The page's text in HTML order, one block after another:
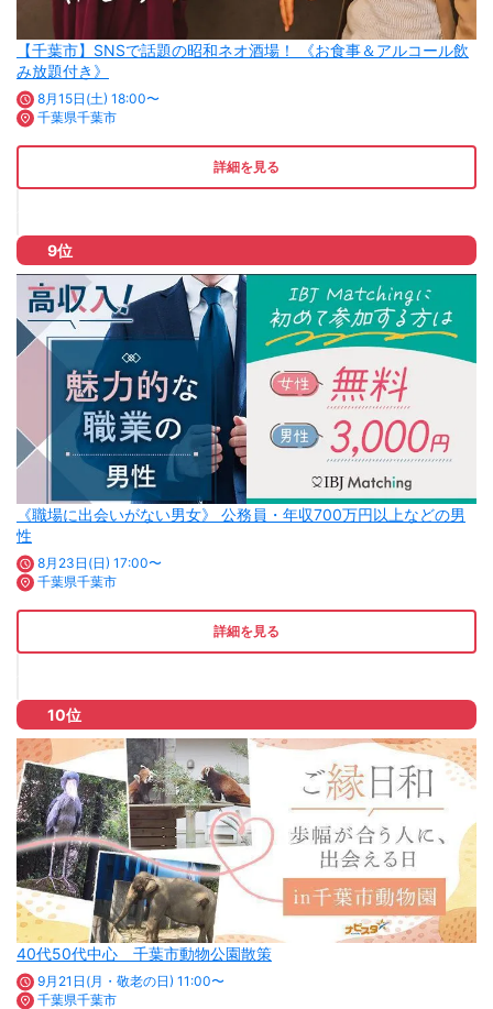
【千葉市】SNSで話題の昭和ネオ酒場！ 《お食事＆アルコール飲
み放題付き》
8月15日(土) 18:00〜
千葉県千葉市
詳細を見る
9位
《職場に出会いがない男女》 公務員・年収700万円以上などの男
性
8月23日(日) 17:00〜
千葉県千葉市
詳細を見る
10位
40代50代中心 千葉市動物公園散策
9月21日(月・敬老の日) 11:00〜
千葉県千葉市